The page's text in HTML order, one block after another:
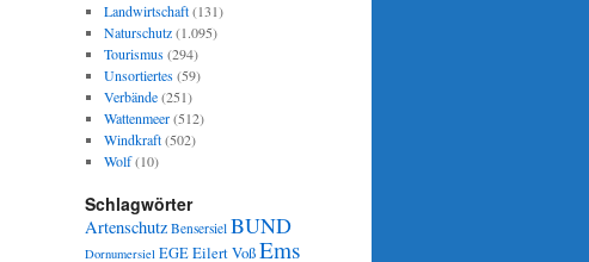
Landwirtschaft(131)
Naturschutz(1.095)
Tourismus(294)
Unsortiertes(59)
Verbände(251)
Wattenmeer(512)
Windkraft(502)
Wolf(10)
Schlagwörter
Artenschutz Bensersiel BUND
Dornumersiel EGEEilert VoßEms